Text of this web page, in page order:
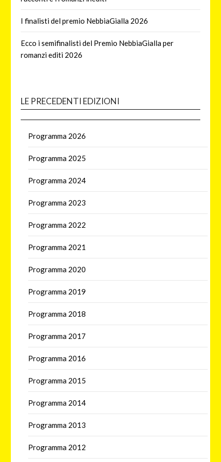
I finalisti del premio NebbiaGialla 2026
Ecco i semifinalisti del Premio NebbiaGialla per
romanzi editi 2026
LE PRECEDENTI EDIZIONI
Programma 2026
Programma 2025
Programma 2024
Programma 2023
Programma 2022
Programma 2021
Programma 2020
Programma 2019
Programma 2018
Programma 2017
Programma 2016
Programma 2015
Programma 2014
Programma 2013
Programma 2012